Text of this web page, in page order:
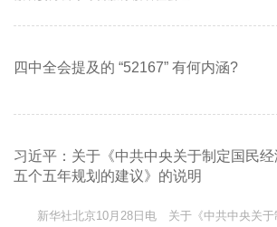
四中全会提及的 “52167” 有何内涵?
习近平：关于《中共中央关于制定国民
五个五年规划的建议》的说明
新华社北京10月28日电 关于《中共中央关于